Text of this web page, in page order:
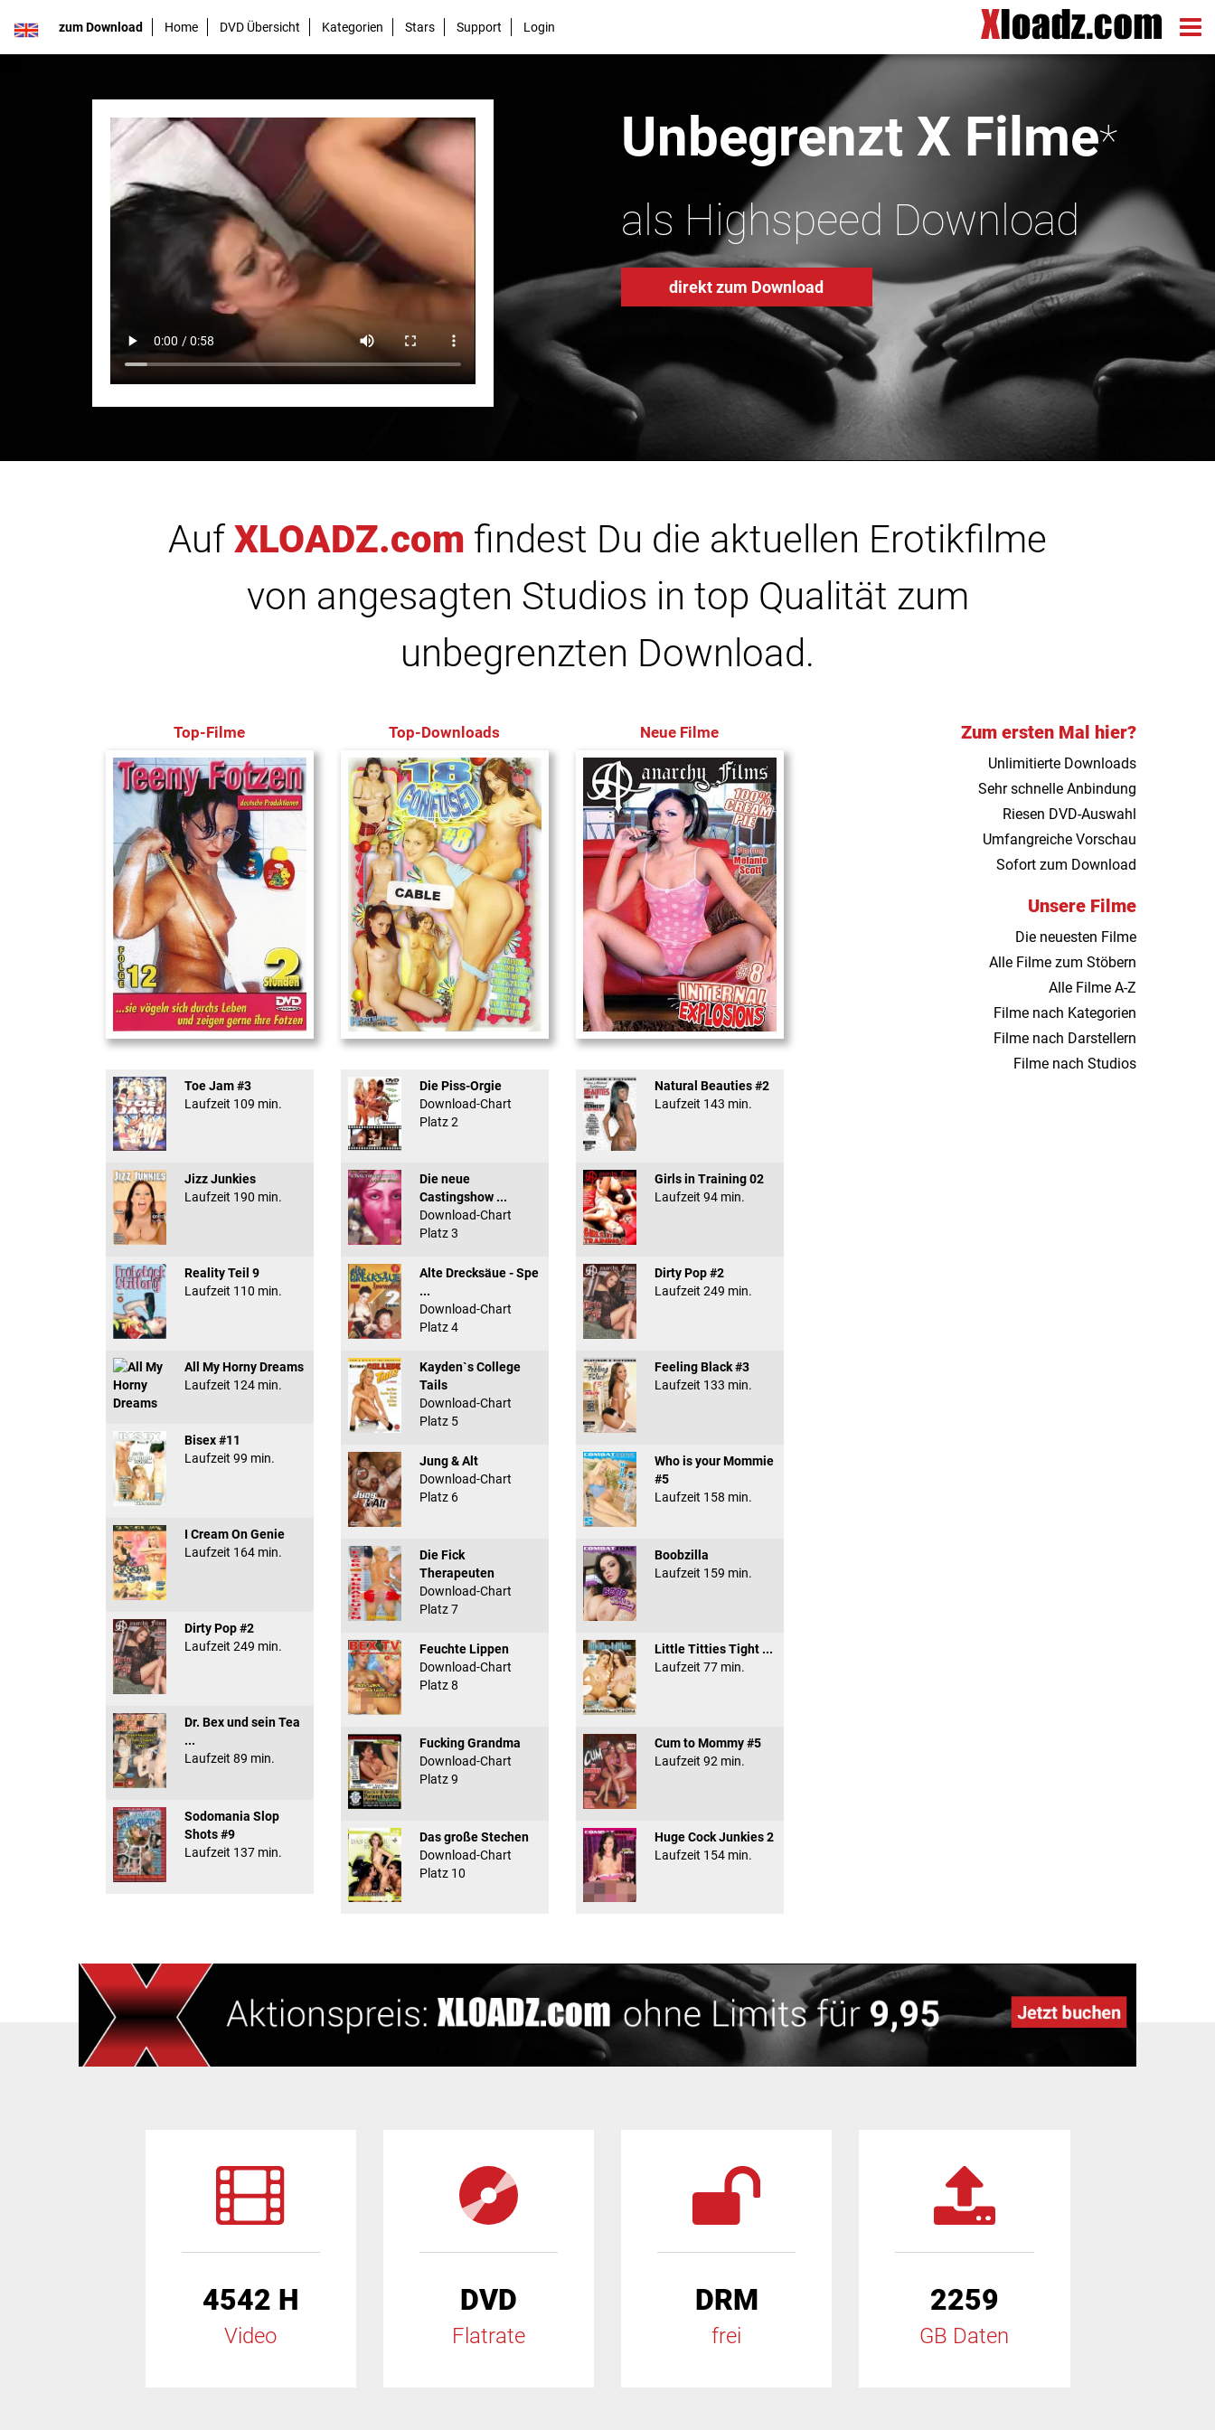
zum Download Home DVD Übersicht Kategorien Stars Support Login
Unbegrenzt X Filme*
als Highspeed Download
direkt zum Download
Auf XLOADZ.com findest Du die aktuellen Erotikfilme
von angesagten Studios in top Qualität zum
unbegrenzten Download.
Top-Filme
Teeny Fotzen Folge 12
Toe Jam #3
Laufzeit 109 min.
Jizz Junkies
Laufzeit 190 min.
Reality Teil 9
Laufzeit 110 min.
All My Horny Dreams
Laufzeit 124 min.
Bisex #11
Laufzeit 99 min.
I Cream On Genie
Laufzeit 164 min.
Dirty Pop #2
Laufzeit 249 min.
Dr. Bex und sein Tea
...
Laufzeit 89 min.
Sodomania Slop
Shots #9
Laufzeit 137 min.
Top-Downloads
18 And Confused #8 - ...
Die Piss-Orgie
Download-Chart
Platz 2
Die neue
Castingshow ...
Download-Chart
Platz 3
Alte Drecksäue - Spe
...
Download-Chart
Platz 4
Kayden`s College
Tails
Download-Chart
Platz 5
Jung & Alt
Download-Chart
Platz 6
Die Fick
Therapeuten
Download-Chart
Platz 7
Feuchte Lippen
Download-Chart
Platz 8
Fucking Grandma
Download-Chart
Platz 9
Das große Stechen
Download-Chart
Platz 10
Neue Filme
Internal Explosionen
Natural Beauties #2
Laufzeit 143 min.
Girls in Training 02
Laufzeit 94 min.
Dirty Pop #2
Laufzeit 249 min.
Feeling Black #3
Laufzeit 133 min.
Who is your Mommie
#5
Laufzeit 158 min.
Boobzilla
Laufzeit 159 min.
Little Titties Tight ...
Laufzeit 77 min.
Cum to Mommy #5
Laufzeit 92 min.
Huge Cock Junkies 2
Laufzeit 154 min.
Zum ersten Mal hier?
Unlimitierte Downloads
Sehr schnelle Anbindung
Riesen DVD-Auswahl
Umfangreiche Vorschau
Sofort zum Download
Unsere Filme
Die neuesten Filme
Alle Filme zum Stöbern
Alle Filme A-Z
Filme nach Kategorien
Filme nach Darstellern
Filme nach Studios
4542 H
Video
DVD
Flatrate
DRM
frei
2259
GB Daten